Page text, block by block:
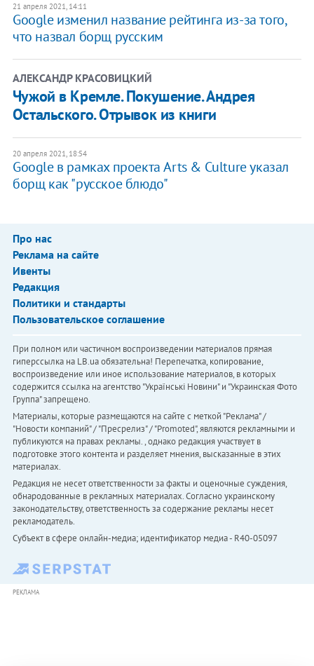
21 апреля 2021, 14:11
Google изменил название рейтинга из-за того,
что назвал борщ русским
АЛЕКСАНДР КРАСОВИЦКИЙ
Чужой в Кремле. Покушение. Андрея
Остальского. Отрывок из книги
20 апреля 2021, 18:54
Google в рамках проекта Arts & Culture указал
борщ как "русское блюдо"
Про нас
Реклама на сайте
Ивенты
Редакция
Политики и стандарты
Пользовательское соглашение
При полном или частичном воспроизведении материалов прямая
гиперссылка на LB.ua обязательна! Перепечатка, копирование,
воспроизведение или иное использование материалов, в которых
содержится ссылка на агентство "Українськi Новини" и "Украинская Фото
Группа" запрещено.
Материалы, которые размещаются на сайте с меткой "Реклама" /
"Новости компаний" / "Пресрелиз" / "Promoted", являются рекламными и
публикуются на правах рекламы. , однако редакция участвует в
подготовке этого контента и разделяет мнения, высказанные в этих
материалах.
Редакция не несет ответственности за факты и оценочные суждения,
обнародованные в рекламных материалах. Согласно украинскому
законодательству, ответственность за содержание рекламы несет
рекламодатель.
Субъект в сфере онлайн-медиа; идентификатор медиа - R40-05097
РЕКЛАМА